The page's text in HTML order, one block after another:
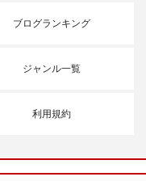
ブログランキング
ジャンル一覧
利用規約